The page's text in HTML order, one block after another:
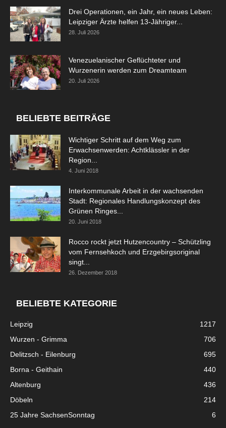
Drei Operationen, ein Jahr, ein neues Leben:
Leipziger Ärzte helfen 13-Jähriger...
28. Juli 2026
Venezuelanischer Geflüchteter und
Wurzenerin werden zum Dreamteam
20. Juli 2026
BELIEBTE BEITRÄGE
Wichtiger Schritt auf dem Weg zum
Erwachsenwerden: Achtklässler in der
Region...
4. Juni 2018
Interkommunale Arbeit in der wachsenden
Stadt: Regionales Handlungskonzept des
Grünen Ringes...
20. Juni 2018
Rocco rockt jetzt Hutzencountry – Schützling
vom Fernsehkoch und Erzgebirgsoriginal
singt...
26. Dezember 2018
BELIEBTE KATEGORIE
Leipzig
1217
Wurzen - Grimma
706
Delitzsch - Eilenburg
695
Borna - Geithain
440
Altenburg
436
Döbeln
214
25 Jahre SachsenSonntag
6